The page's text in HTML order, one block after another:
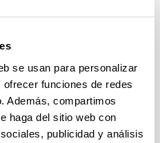
se usan para personalizar
funciones de redes
Además, compartimos
haga del sitio web con
publicidad y análisis
y lasfechas de
Escuela Técnica